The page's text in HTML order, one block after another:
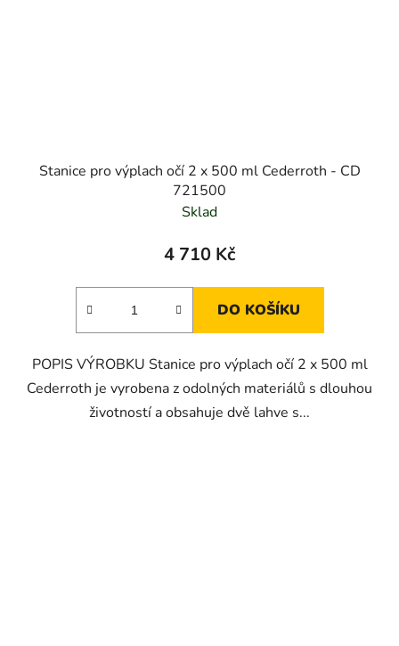
Stanice pro výplach očí 2 x 500 ml Cederroth - CD
721500
Sklad
4 710 Kč
DO KOŠÍKU
POPIS VÝROBKU Stanice pro výplach očí 2 x 500 ml
Cederroth je vyrobena z odolných materiálů s dlouhou
životností a obsahuje dvě lahve s...